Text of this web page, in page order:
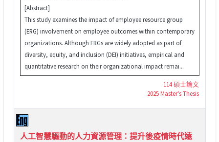
[Abstract]
This study examines the impact of employee resource group
(ERG) involvement on employee outcomes within contemporary
organizations. Although ERGs are widely adopted as part of
diversity, equity, and inclusion (DEI) initiatives, empirical and
quantitative research on their organizational impact remai...
114 碩士論文
2025 Master's Thesis
人工智慧驅動的人力資源管理：提升後疫情時代遠